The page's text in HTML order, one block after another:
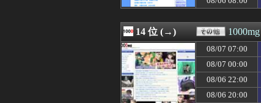
08/07 08:15
店員「レバ
08/07 08:15
大学のボッ
08/07 08:13
【画像】農
08/07 08:12
【悲報】元
08/07 08:12
【悲報】 「
08/07 08:12
息子の彼女
08/07 08:11
辻元清美「
08/07 08:10
【画像】気
08/07 08:10
【悲報】
14 位 (→) 1000mg
08/07 07:00
08/07 00:00
08/06 22:00
08/06 20:00